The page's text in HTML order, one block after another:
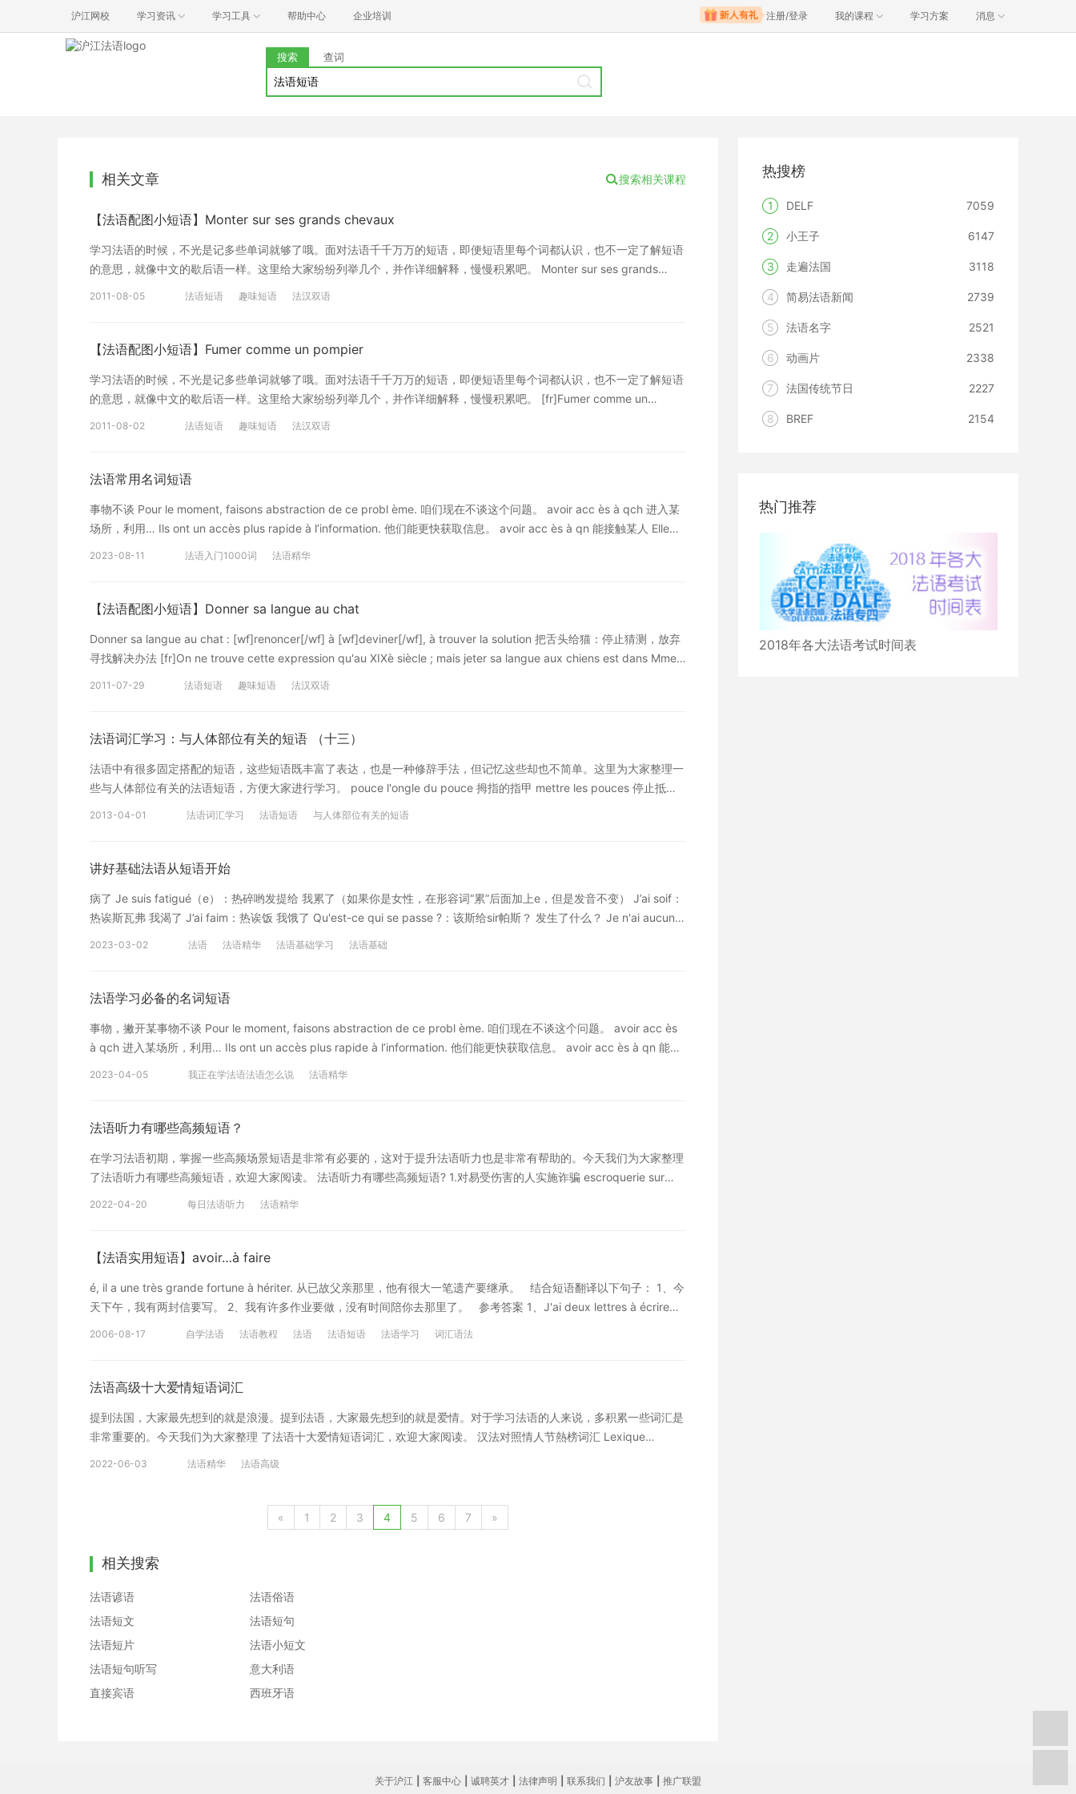
沪江网校 学习资讯 学习工具 帮助中心 企业培训 注册/登录 我的课程 学习方案 消息
搜索 查词
相关文章 搜索相关课程
【法语配图小短语】Monter sur ses grands chevaux
学习法语的时候，不光是记多些单词就够了哦。面对法语千千万万的短语，即便短语里每个词都认识，也不一定了解短语
的意思，就像中文的歇后语一样。这里给大家纷纷列举几个，并作详细解释，慢慢积累吧。 Monter sur ses grands
2011-08-05 法语短语 趣味短语 法汉双语
【法语配图小短语】Fumer comme un pompier
学习法语的时候，不光是记多些单词就够了哦。面对法语千千万万的短语，即便短语里每个词都认识，也不一定了解短语
的意思，就像中文的歇后语一样。这里给大家纷纷列举几个，并作详细解释，慢慢积累吧。 [fr]Fumer comme un
une [wf]locomotive[/wf].[/fr][cn]这是一个借代——工兵（或者消防员）经常和火灾打交道——而不是一个社会学上的看
语千千万万的短语，即便短语里每个词都认识，也不一定了解短语管上悠闲自得的样子，似乎消防员吸烟都不用怕烟蒂引
起火灾呢，随时随地都能救火。所以，抽烟抽得毫不畏惧烟雾，那真的是抽到一定“境界”了呢！可见，法语中很多小短语
都是很生动，也很好记。这样的积累会很轻松哦！ （翻译内容为沪江法语原创，转载请注明沪江法语。）
2011-08-02 法语短语 趣味短语 法汉双语
法语常用名词短语
事物不谈 Pour le moment, faisons abstraction de ce probl ème. 咱们现在不谈这个问题。 avoir acc ès à qch 进入某
场所，利用… Ils ont un accès plus rapide à l’information. 他们能更快获取信息。 avoir acc ès à qn 能接触某人 Elle
专属课程 以上是为大家介绍的法语常用名词短语，希望可以切实帮助到大家的学习，更多法语学习相关信息，可以关注
2023-08-11 法语入门1000词 法语精华
【法语配图小短语】Donner sa langue au chat
Donner sa langue au chat : [wf]renoncer[/wf] à [wf]deviner[/wf], à trouver la solution 把舌头给猫：停止猜测，放弃
寻找解决办法 [fr]On ne trouve cette expression qu'au XIXè siècle ; mais jeter sa langue aux chiens est dans Mme
donner alors que au chat se substituait aux chiens ? L'expression régionale «abandonner sa part aux chats» peut
«confidences». Mettre quelque chose dans l'oreille du chat (George Sand, dans La Petite Fadette), c'est
«oublier». Mais ce chat qui garde les secrets est aussi considéré comme un [wf]bavard[/wf]. Ai manjat lago de
cat (j'ai mangé la langue du chat) se dit dans le Gard pour «je ne peux pas tenir ma langue» (Rolland). Donner sa
短语“把他的部分让给猫”也是类似的传递。尤其，猫让人回想起“秘密”。把一些东西放在猫的耳朵里（乔治桑, 在《La
猫的舌头）意思是“我不能控制我的舌头”（罗兰）。“把舌头给猫”因此同时也可以是“放弃话语的使用因为没有用了”和“把
它委托给猫，这个充满知识的动物” 。[/cn] （翻译内容为沪江法语原创，转载请注明沪江法语。）
2011-07-29 法语短语 趣味短语 法汉双语
法语词汇学习：与人体部位有关的短语 （十三）
法语中有很多固定搭配的短语，这些短语既丰富了表达，也是一种修辞手法，但记忆这些却也不简单。这里为大家整理一
些与人体部位有关的法语短语，方便大家进行学习。 pouce l'ongle du pouce 拇指的指甲 mettre les pouces 停止抵
2013-04-01 法语词汇学习 法语短语 与人体部位有关的短语
讲好基础法语从短语开始
病了 Je suis fatigué（e）：热碎哟发提给 我累了（如果你是女性，在形容词“累”后面加上e，但是发音不变） J’ai soif：
热诶斯瓦弗 我渴了 J’ai faim：热诶饭 我饿了 Qu'est-ce qui se passe ?：该斯给sir帕斯？ 发生了什么？ Je n'ai aucune
或英式发音，想靠自己回忆法语的发音，那法语是一门浪漫的语言，是属于欧洲印欧语系罗曼语族的一门语言。是世界上
porte：伯赫特 门 la chaise：晒兹 椅子 l'ordinateur：洛赫弟那德赫 电脑 la chaîne hi fi：晒呢-嘿-飞 组合音响 la
télévision：特雷维兹勇 电视机 le réfrigérateur：嘿弗嘿热哈德赫 冰箱 le congélateur：宫热拉德赫 冷冻冰箱 la
cuisinière：硅伊兹聂赫 炉灶 以上就是本文全部内容，在法国，法语通常说的很快，只要多听，习惯以后就能听懂和理
2023-03-02 法语 法语精华 法语基础学习 法语基础
法语学习必备的名词短语
事物，撇开某事物不谈 Pour le moment, faisons abstraction de ce probl ème. 咱们现在不谈这个问题。 avoir acc ès
à qch 进入某场所，利用… Ils ont un accès plus rapide à l’information. 他们能更快获取信息。 avoir acc ès à qn 能接
如果您对法语学习感兴趣，想要深入学习，可以了解沪江网校精品课程，量身定制高效实用的个性化学习方案，专属督导
2023-04-05 我正在学法语法语怎么说 法语精华
法语听力有哪些高频短语？
在学习法语初期，掌握一些高频场景短语是非常有必要的，这对于提升法语听力也是非常有帮助的。今天我们为大家整理
了法语听力有哪些高频短语，欢迎大家阅读。 法语听力有哪些高频短语? 1.对易受伤害的人实施诈骗 escroquerie sur
2022-04-20 每日法语听力 法语精华
【法语实用短语】avoir…à faire
é, il a une très grande fortune à hériter. 从已故父亲那里，他有很大一笔遗产要继承。 结合短语翻译以下句子： 1、今
天下午，我有两封信要写。 2、我有许多作业要做，没有时间陪你去那里了。 参考答案 1、J'ai deux lettres à écrire
2006-08-17 自学法语 法语教程 法语 法语短语 法语学习 词汇语法
法语高级十大爱情短语词汇
提到法国，大家最先想到的就是浪漫。提到法语，大家最先想到的就是爱情。对于学习法语的人来说，多积累一些词汇是
非常重要的。今天我们为大家整理 了法语十大爱情短语词汇，欢迎大家阅读。 汉法对照情人节熱榜词汇 Lexique
mots doux et des cadeaux, comme preuve d’amour 意中人 l’élu(e) de son cœur 在浪漫处所约会 se donner rendez-
vous dans un endroit romantique/enchanteur/aux charmes mythiques 浪漫爱情的象征 symbole de l’amour
共度温馨时光的绿洲 oasis de douceur à vivre à deux 热情奔放地表示爱情 une déclaration enflammée d’amour 浪漫
之旅 séjour/voyage romantique 动人的爱情故事 une belle histoire de cœur 一见钟情纪实 chronologie d’un coup de
recherche chez un garçon: grand, doux, aimant, patient, drôle, intelligent... 从此两人难分难舍 ne plus jamais
pouvoir vivre l’un sans l’autre 发手机短信示爱 déclarations d’amour sur mobile 给女友挂电话 téléphoner/donner un
coup de fil à sa bien-aimée 接到男友电话 recevoir un coup de fil de son bien-aimé 向女方求婚 demander
quelqu’une en mariage 诚心诚意地爱某人 aimer qn de tout cœur 蓝色妖姬 La rose bleue, (dont la couleur rappelle
avoir tant de choses à se raconter, comme si on avait attendu cette rencontre toute la vie 有许多共同点 partager
2022-06-03 法语精华 法语高级
« 1 2 3 4 5 6 7 »
相关搜索
法语谚语
法语俗语
法语短文
法语短句
法语短片
法语小短文
法语短句听写
意大利语
直接宾语
西班牙语
热搜榜
1 DELF 7059
2 小王子 6147
3 走遍法国 3118
4 简易法语新闻 2739
5 法语名字 2521
6 动画片 2338
7 法国传统节日 2227
8 BREF 2154
热门推荐
2018年各大法语考试时间表
关于沪江 客服中心 诚聘英才 法律声明 联系我们 沪友故事 推广联盟